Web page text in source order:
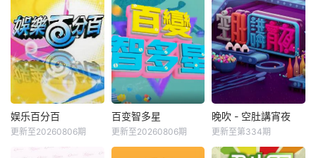
娱乐百分百
更新至20260806期
百变智多星
更新至20260806期
晚吹 - 空肚講宵夜
更新至第334期